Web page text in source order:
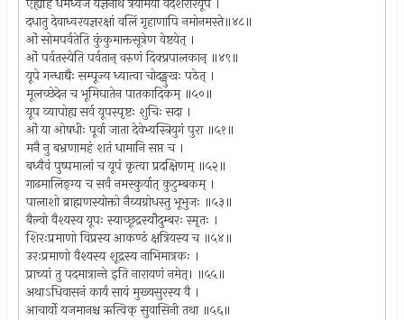
दधातु देवाध्वरयज्ञरक्षां वलिं गृहाणापि नमोनमस्ते॥४८॥
ओं सोमपर्वतेति कुंकुमाक्तसूत्रेण वेष्टयेत् ।
ओं पर्वतस्येति पर्वतान् वरुणं दिक्प्रपालकान् ॥४९॥
यूपे गन्धाद्यैः सम्पूज्य ध्यात्वा चोदङ्मुखः पठेत् ।
मूलच्छेदेन च भूमिघातेन पातकादिकम् ॥५०॥
यूप व्यापोह्य सर्व यूपस्पृष्टः शुचिः सदा ।
ओं या ओषधीः पूर्वा जाता देवेभ्यस्त्रियुगं पुरा ॥५१॥
मनै नु बभ्रणामहं शतं धामानि सप्त च ।
बध्वैवं पुष्पमालां च यूपं कृत्वा प्रदक्षिणम् ॥५२॥
गाढमालिङ्ग्य च सर्वं नमस्कुर्यात् कुटुम्बकम् ।
पालाशो ब्राह्मणस्योक्तो नैय्यग्रोधस्तु भूभुजः ॥५३॥
बैल्वो वैश्यस्य यूपः स्याच्छूद्रस्यौदुम्बरः स्मृतः ।
शिरःप्रमाणो विप्रस्य आकण्ठं क्षत्रियस्य च ॥५४॥
उरःप्रमाणो वैश्यस्य शूद्रस्य नाभिमात्रकः ।
प्राच्यां तु पदमात्रान्ते इति नारायणं नमेत्। ॥५५॥
अथाऽधिवासनं कार्यं सायं मुख्यसुरस्य वै ।
आचार्यो यजमानश्च ऋत्विक् सुवासिनी तथा ॥५६॥